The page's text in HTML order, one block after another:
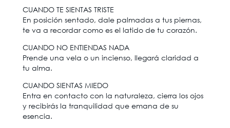
CUANDO TE SIENTAS TRISTE
En posición sentado, dale palmadas a tus piernas,
te va a recordar como es el latido de tu corazón.
CUANDO NO ENTIENDAS NADA
Prende una vela o un incienso, llegará claridad a
tu alma.
CUANDO SIENTAS MIEDO
Entra en contacto con la naturaleza, cierra los ojos
y recibirás la tranquilidad que emana de su
esencia.